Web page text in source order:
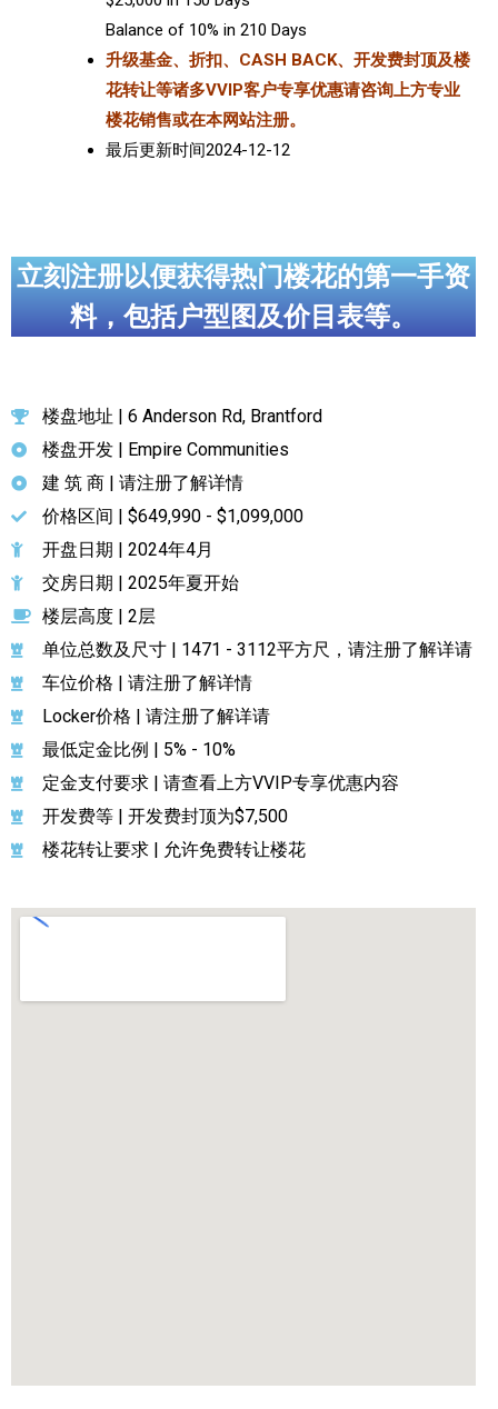
Balance of 10% in 210 Days
升级基金、折扣、CASH BACK、开发费封顶及楼
花转让等诸多VVIP客户专享优惠请咨询上方专业
楼花销售或在本网站注册。
最后更新时间2024-12-12
立刻注册以便获得热门楼花的第一手资
料，包括户型图及价目表等。
楼盘地址 | 6 Anderson Rd, Brantford
楼盘开发 | Empire Communities
建 筑 商 | 请注册了解详情
价格区间 | $649,990 - $1,099,000
开盘日期 | 2024年4月
交房日期 | 2025年夏开始
楼层高度 | 2层
单位总数及尺寸 | 1471 - 3112平方尺，请注册了解详请
车位价格 | 请注册了解详情
Locker价格 | 请注册了解详请
最低定金比例 | 5% - 10%
定金支付要求 | 请查看上方VVIP专享优惠内容
开发费等 | 开发费封顶为$7,500
楼花转让要求 | 允许免费转让楼花